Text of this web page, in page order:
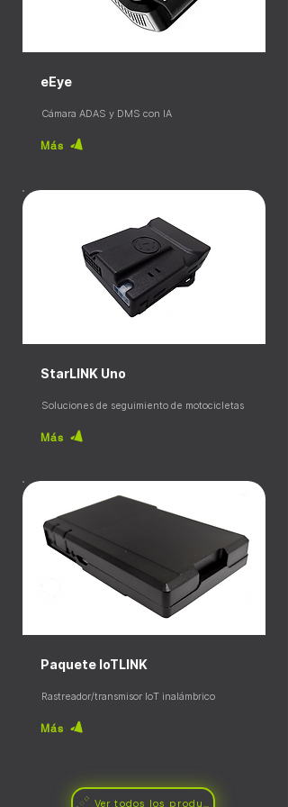
eEye
Cámara ADAS y DMS con IA
Más
StarLINK Uno
Soluciones de seguimiento de motocicletas
Más
Paquete IoTLINK
Rastreador/transmisor IoT inalámbrico
Más
Ver todos los productos